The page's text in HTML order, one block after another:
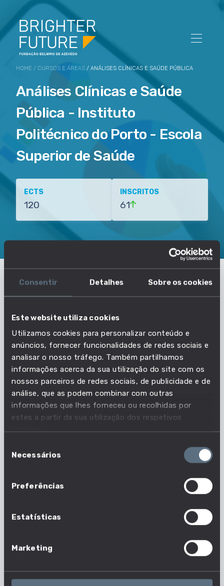
Consentir Detalhes Sobre os cookies
Este website utiliza cookies
Utilizamos cookies para personalizar conteúdo e
anúncios, fornecer funcionalidades de redes sociais e
analisar o nosso tráfego. Também partilhamos
informações acerca da sua utilização do site com os
nossos parceiros de redes sociais, de publicidade e de
análise, que as podem combinar com outras
informações que lhes forneceu ou recolhidas por
estes a partir da sua utilização dos respetivos
serviços.
deNecessários
Preferências
Estatísticas
Marketing
HOME / CURSOS E ÁREAS / ANÁLISES CLÍNICAS E SAÚDE PÚBLICA
Análises Clínicas e Saúde
Pública - Instituto
Politécnico do Porto - Escola
Superior de Saúde
ECTS
120
INSCRITOS
61
O que precisas de saber sobre
- Instituto Politécnico do Porto -
Escola Superior de Saúde
Nível de ensino
MESTRADO
Dados De Curso
ENSINO SUPERIOR PÚBLICO POLITÉCNICO
222061000
Morada